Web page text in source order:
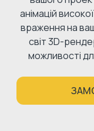
анімацій
враження на
світ 3D-
можливості